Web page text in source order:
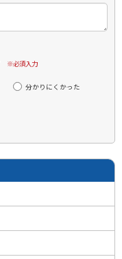
※必須入力
分かりにくかった